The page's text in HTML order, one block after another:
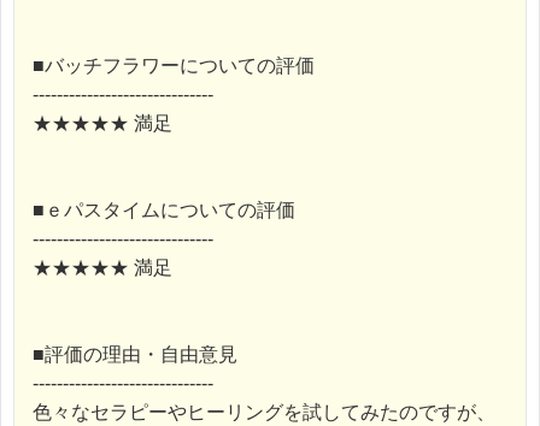
■バッチフラワーについての評価
------------------------------
★★★★★ 満足
■ｅパスタイムについての評価
------------------------------
★★★★★ 満足
■評価の理由・自由意見
------------------------------
色々なセラピーやヒーリングを試してみたのですが、